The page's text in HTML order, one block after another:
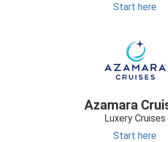
Start here
Azamara
Luxery Cruises
Start here